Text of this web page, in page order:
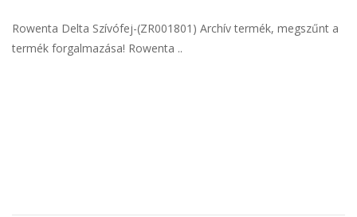
Rowenta Delta Szívófej-(ZR001801) Archív termék, megszűnt a
termék forgalmazása! Rowenta ..